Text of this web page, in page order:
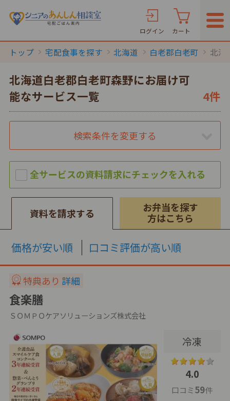
ログイン カート
トップ 宅配食事を探す 北海道 白老郡白老町 北海
北海道白老郡白老町森野にお届け可
能なサービス一覧
4件
検索条件を変更する
資料を請求する
お弁当を探す
方はこちら
価格が安い順 口コミ評価が高い順
特典あり 詳細
食楽膳
ＳＯＭＰＯケアソリューションズ株式会社
冷凍
4.0
口コミ59件